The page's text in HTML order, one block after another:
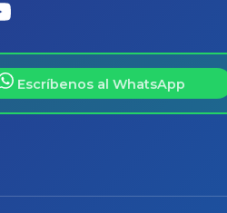
Escríbenos al WhatsApp